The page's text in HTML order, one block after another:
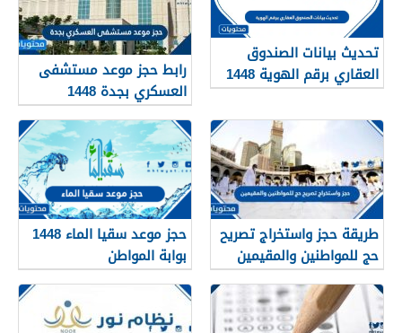
تحديث بيانات الصندوق
العقاري برقم الهوية 1448
الرابط والخطوات
رابط حجز موعد مستشفى
العسكري بجدة 1448
طريقة حجز واستخراج تصريح
حج للمواطنين والمقيمين
1448
حجز موعد سقيا الماء 1448
بوابة المواطن